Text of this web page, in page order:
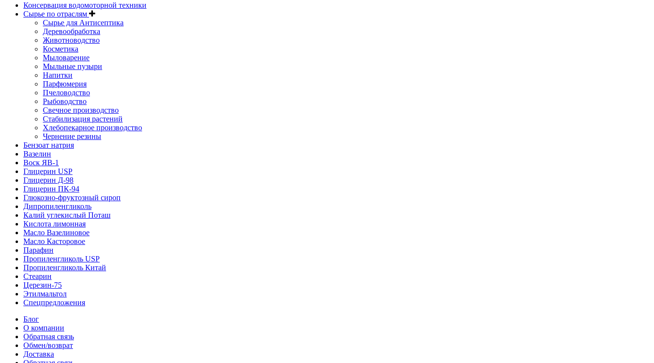
Консервация водомоторной техники
Сырье по отраслям
Сырье для Антисептика
Деревообработка
Животноводство
Косметика
Мыловарение
Мыльные пузыри
Напитки
Парфюмерия
Пчеловодство
Рыбоводство
Свечное производство
Стабилизация растений
Хлебопекарное производство
Чернение резины
Бензоат натрия
Вазелин
Воск ЯВ-1
Глицерин USP
Глицерин Д-98
Глицерин ПК-94
Глюкозно-фруктозный сироп
Дипропиленгликоль
Калий углекислый Поташ
Кислота лимонная
Масло Вазелиновое
Масло Касторовое
Парафин
Пропиленгликоль USP
Пропиленгликоль Китай
Стеарин
Церезин-75
Этилмальтол
Спецпредложения
Блог
О компании
Обратная связь
Обмен/возврат
Доставка